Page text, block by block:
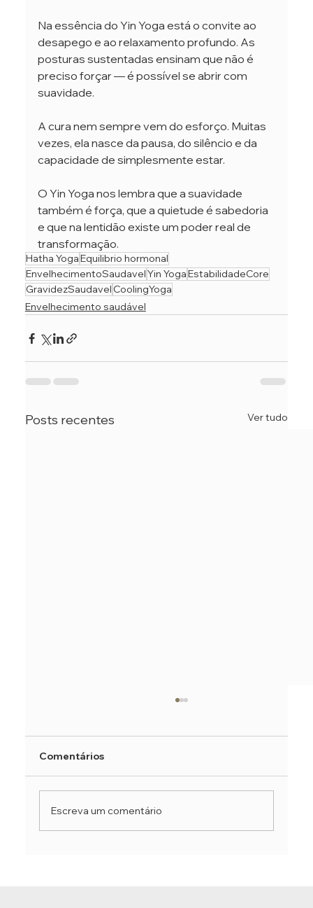
Na essência do Yin Yoga está o convite ao
desapego e ao relaxamento profundo. As
posturas sustentadas ensinam que não é
preciso forçar — é possível se abrir com
suavidade.
A cura nem sempre vem do esforço. Muitas
vezes, ela nasce da pausa, do silêncio e da
capacidade de simplesmente estar.
O Yin Yoga nos lembra que a suavidade
também é força, que a quietude é sabedoria
e que na lentidão existe um poder real de
transformação.
Hatha YogaEquilibrio hormonal
EnvelhecimentoSaudavelYin YogaEstabilidadeCore
GravidezSaudavel CoolingYoga
Envelhecimento saudável
Posts recentes Ver tudo
Comentários
Escreva um comentário